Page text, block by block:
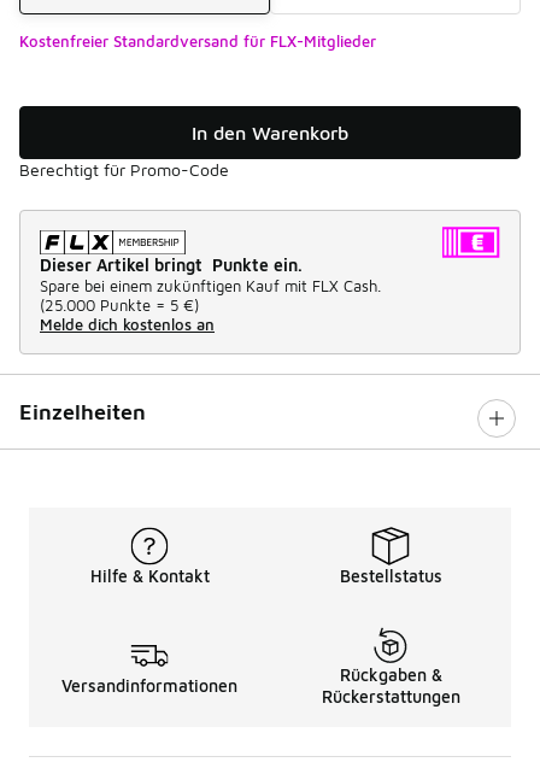
Kostenfreier Standardversand für FLX-Mitglieder
In den Warenkorb
Berechtigt für Promo-Code
Dieser Artikel bringt Punkte ein.
Spare bei einem zukünftigen Kauf mit FLX Cash.
(25.000 Punkte = 5 €)
Melde dich kostenlos an
Einzelheiten
Hilfe & Kontakt Bestellstatus
Versandinformationen
Rückgaben &
Rückerstattungen